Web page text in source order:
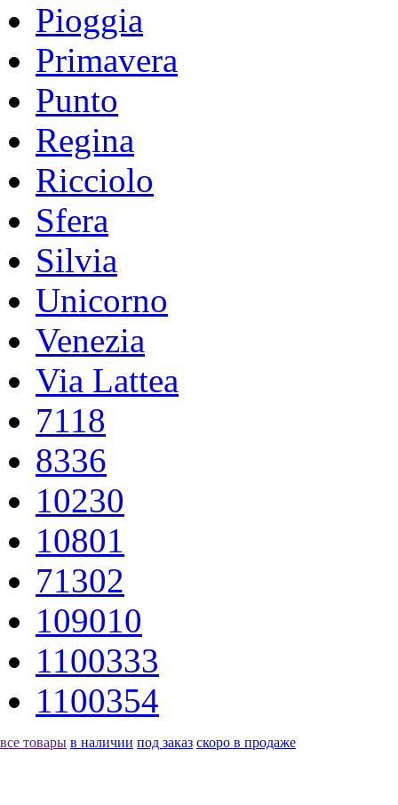
Pioggia
Primavera
Punto
Regina
Ricciolo
Sfera
Silvia
Unicorno
Venezia
Via Lattea
7118
8336
10230
10801
71302
109010
1100333
1100354
все товары в наличии под заказ скоро в продаже